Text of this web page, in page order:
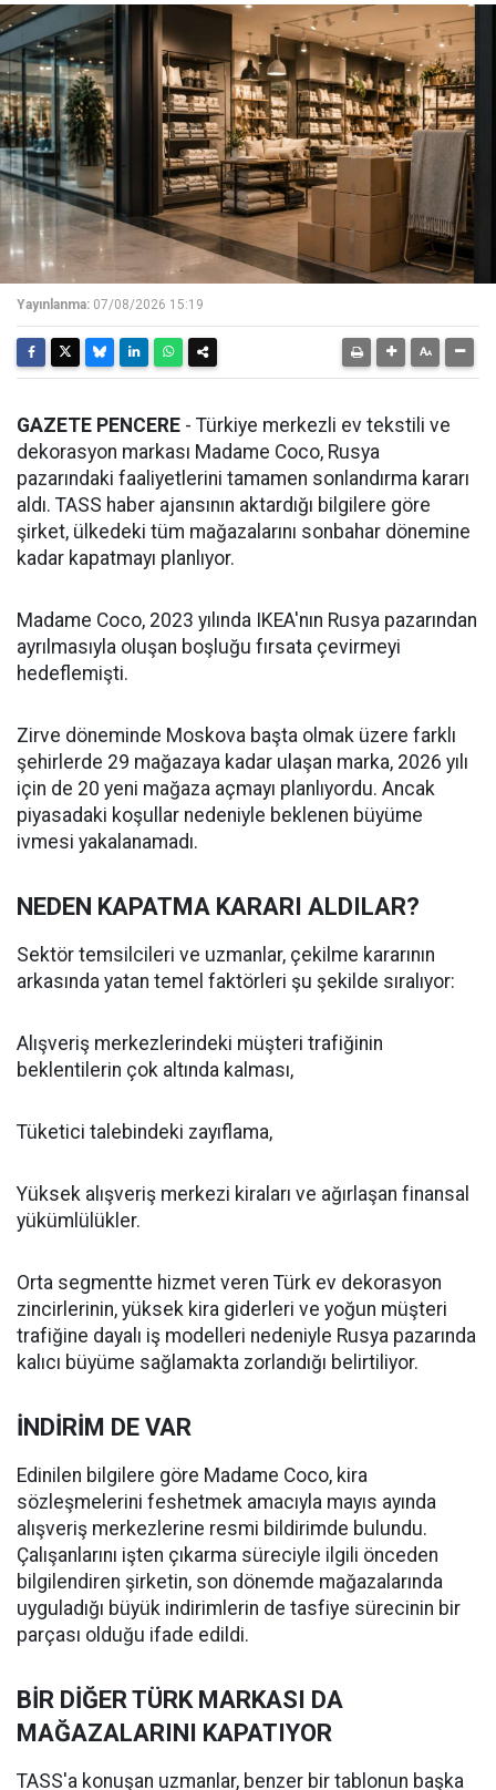
Yayınlanma: 07/08/2026 15:19
GAZETE PENCERE - Türkiye merkezli ev tekstili ve
dekorasyon markası Madame Coco, Rusya
pazarındaki faaliyetlerini tamamen sonlandırma kararı
aldı. TASS haber ajansının aktardığı bilgilere göre
şirket, ülkedeki tüm mağazalarını sonbahar dönemine
kadar kapatmayı planlıyor.
Madame Coco, 2023 yılında IKEA'nın Rusya pazarından
ayrılmasıyla oluşan boşluğu fırsata çevirmeyi
hedeflemişti.
Zirve döneminde Moskova başta olmak üzere farklı
şehirlerde 29 mağazaya kadar ulaşan marka, 2026 yılı
için de 20 yeni mağaza açmayı planlıyordu. Ancak
piyasadaki koşullar nedeniyle beklenen büyüme
ivmesi yakalanamadı.
NEDEN KAPATMA KARARI ALDILAR?
Sektör temsilcileri ve uzmanlar, çekilme kararının
arkasında yatan temel faktörleri şu şekilde sıralıyor:
Alışveriş merkezlerindeki müşteri trafiğinin
beklentilerin çok altında kalması,
Tüketici talebindeki zayıflama,
Yüksek alışveriş merkezi kiraları ve ağırlaşan finansal
yükümlülükler.
Orta segmentte hizmet veren Türk ev dekorasyon
zincirlerinin, yüksek kira giderleri ve yoğun müşteri
trafiğine dayalı iş modelleri nedeniyle Rusya pazarında
kalıcı büyüme sağlamakta zorlandığı belirtiliyor.
İNDİRİM DE VAR
Edinilen bilgilere göre Madame Coco, kira
sözleşmelerini feshetmek amacıyla mayıs ayında
alışveriş merkezlerine resmi bildirimde bulundu.
Çalışanlarını işten çıkarma süreciyle ilgili önceden
bilgilendiren şirketin, son dönemde mağazalarında
uyguladığı büyük indirimlerin de tasfiye sürecinin bir
parçası olduğu ifade edildi.
BİR DİĞER TÜRK MARKASI DA
MAĞAZALARINI KAPATIYOR
TASS'a konuşan uzmanlar, benzer bir tablonun başka